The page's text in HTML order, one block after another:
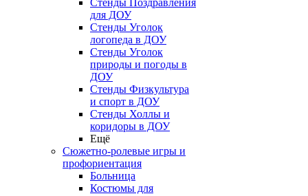
Стенды Поздравления
для ДОУ
Стенды Уголок
логопеда в ДОУ
Стенды Уголок
природы и погоды в
ДОУ
Стенды Физкультура
и спорт в ДОУ
Стенды Холлы и
коридоры в ДОУ
Ещё
Сюжетно-ролевые игры и
профориентация
Больница
Костюмы для